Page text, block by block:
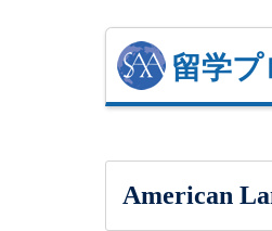
留学プ
American